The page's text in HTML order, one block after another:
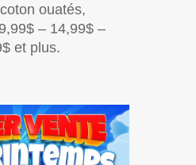
ouatés,
– 14,99$ –
et plus.